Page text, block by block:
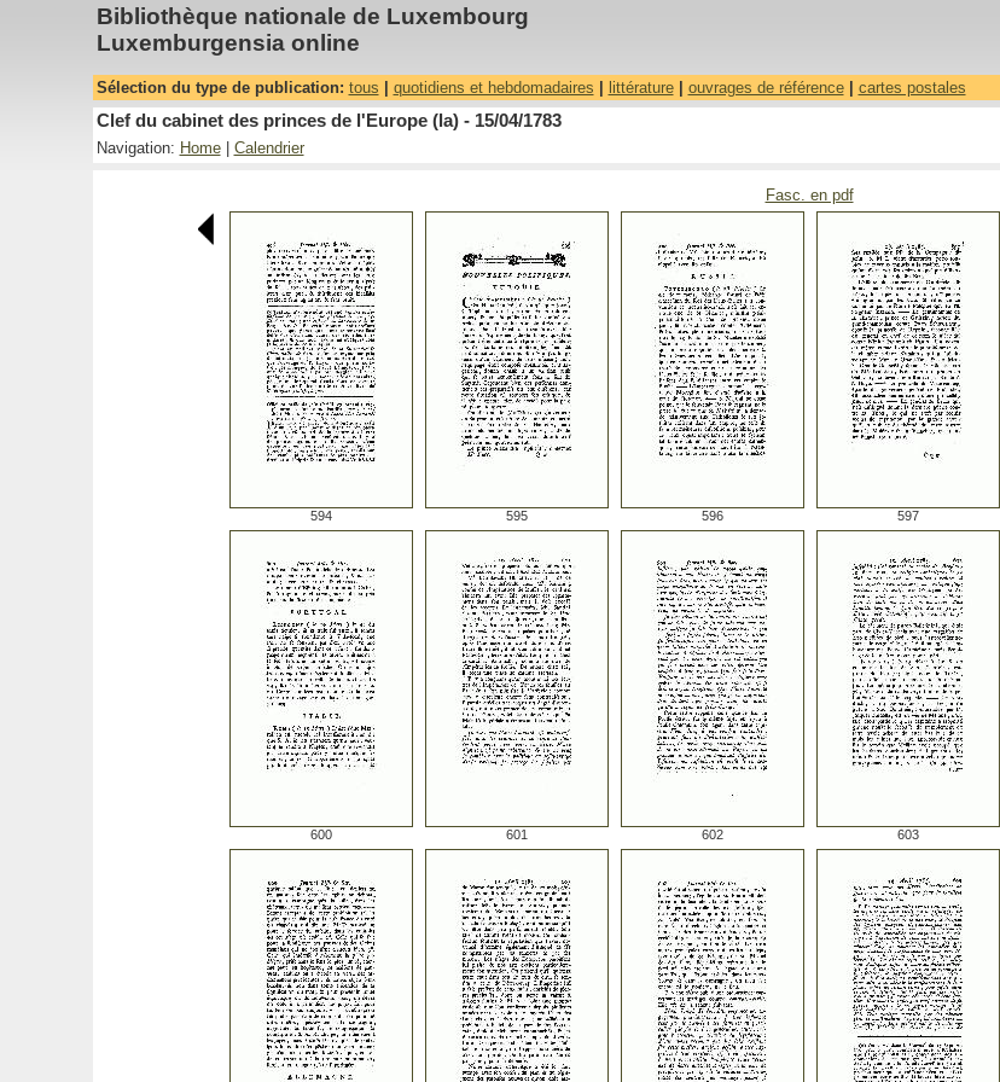
Bibliothèque nationale de Luxembourg
Luxemburgensia online
Sélection du type de publication: tous quotidiens et hebdomadaires littérature| ouvrages de référence| cartes postales
Clef du cabinet des princes de l'Europe (la) - 15/04/1783
Navigation: Home| Calendrier
Fasc. en pdf
594 595 596 597
600 601 602 603